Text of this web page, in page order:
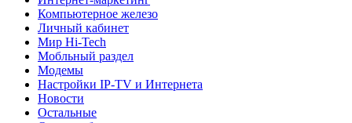
Компьютерное железо
Личный кабинет
Мир Hi-Tech
Мобльный раздел
Модемы
Настройки IP-TV и Интернета
Новости
Остальные